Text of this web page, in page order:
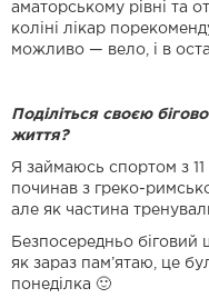
аматорському рівні та
коліні лікар
можливо — вело, і в
Поділіться своєю
життя?
Я займаюсь спортом з 11
починав з греко-
але як частина
Безпосередньо біговий
як зараз пам’ятаю, це
понеділка 🙂